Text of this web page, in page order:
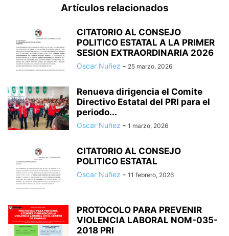
Artículos relacionados
CITATORIO AL CONSEJO
POLITICO ESTATAL A LA PRIMER
SESION EXTRAORDINARIA 2026
Oscar Nuñez - 25 marzo, 2026
Renueva dirigencia el Comite
Directivo Estatal del PRI para el
periodo...
Oscar Nuñez - 1 marzo, 2026
CITATORIO AL CONSEJO
POLITICO ESTATAL
Oscar Nuñez - 11 febrero, 2026
PROTOCOLO PARA PREVENIR
VIOLENCIA LABORAL NOM-035-
2018 PRI